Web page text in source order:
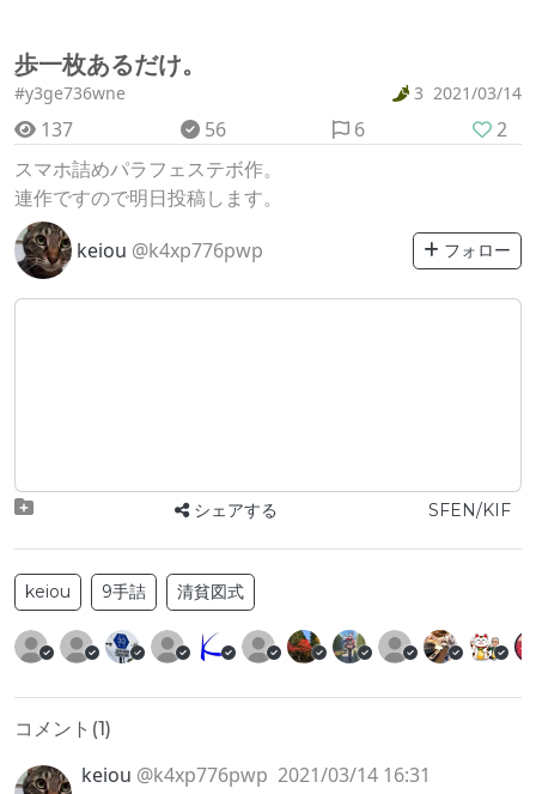
歩一枚あるだけ。
#y3ge736wne 3 2021/03/14
137 56 6
2
スマホ詰めパラフェステボ作。
連作ですので明日投稿します。
keiou @k4xp776pwp フォロー
シェアする SFEN/KIF
keiou 9手詰 清貧図式
コメント(1)
keiou @k4xp776pwp 2021/03/14 16:31